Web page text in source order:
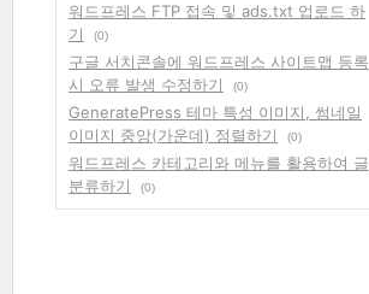
워드프레스 FTP 접속 및 ads.txt 업로드 하
기
(0)
구글 서치콘솔에 워드프레스 사이트맵 등록
시 오류 발생 수정하기
(0)
GeneratePress 테마 특성 이미지, 썸네일
이미지 중앙(가운데) 정렬하기
(0)
워드프레스 카테고리와 메뉴를 활용하여 글
분류하기
(0)